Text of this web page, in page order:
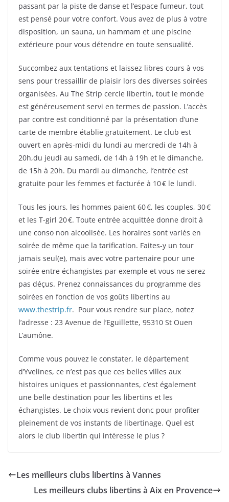
passant par la piste de danse et l’espace fumeur, tout
est pensé pour votre confort. Vous avez de plus à votre
disposition, un sauna, un hammam et une piscine
extérieure pour vous détendre en toute sensualité.
Succombez aux tentations et laissez libres cours à vos
sens pour tressaillir de plaisir lors des diverses soirées
organisées. Au The Strip cercle libertin, tout le monde
est généreusement servi en termes de passion. L’accès
par contre est conditionné par la présentation d’une
carte de membre établie gratuitement. Le club est
ouvert en après-midi du lundi au mercredi de 14h à
20h,du jeudi au samedi, de 14h à 19h et le dimanche,
de 15h à 20h. Du mardi au dimanche, l’entrée est
gratuite pour les femmes et facturée à 10 € le lundi.
Tous les jours, les hommes paient 60 €, les couples, 30 €
et les T-girl 20 €. Toute entrée acquittée donne droit à
une conso non alcoolisée. Les horaires sont variés en
soirée de même que la tarification. Faites-y un tour
jamais seul(e), mais avec votre partenaire pour une
soirée entre échangistes par exemple et vous ne serez
pas déçus. Prenez connaissances du programme des
soirées en fonction de vos goûts libertins au
www.thestrip.fr. Pour vous rendre sur place, notez
l’adresse : 23 Avenue de l’Eguillette, 95310 St Ouen
L’aumône.
Comme vous pouvez le constater, le département
d’Yvelines, ce n’est pas que ces belles villes aux
histoires uniques et passionnantes, c’est également
une belle destination pour les libertins et les
échangistes. Le choix vous revient donc pour profiter
pleinement de vos instants de libertinage. Quel est
alors le club libertin qui intéresse le plus ?
Les meilleurs clubs libertins à Vannes
Les meilleurs clubs libertins à Aix en Provence